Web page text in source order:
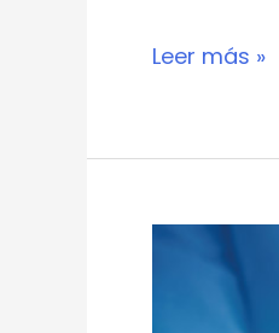
al
Leer más »
reconocidos,